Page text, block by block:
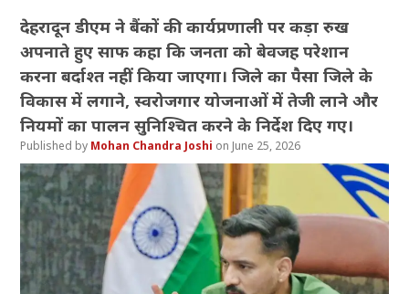
देहरादून डीएम ने बैंकों की कार्यप्रणाली पर कड़ा रुख
अपनाते हुए साफ कहा कि जनता को बेवजह परेशान
करना बर्दाश्त नहीं किया जाएगा। जिले का पैसा जिले के
विकास में लगाने, स्वरोजगार योजनाओं में तेजी लाने और
नियमों का पालन सुनिश्चित करने के निर्देश दिए गए।
Mohan Chandra Joshi June 25, 2026